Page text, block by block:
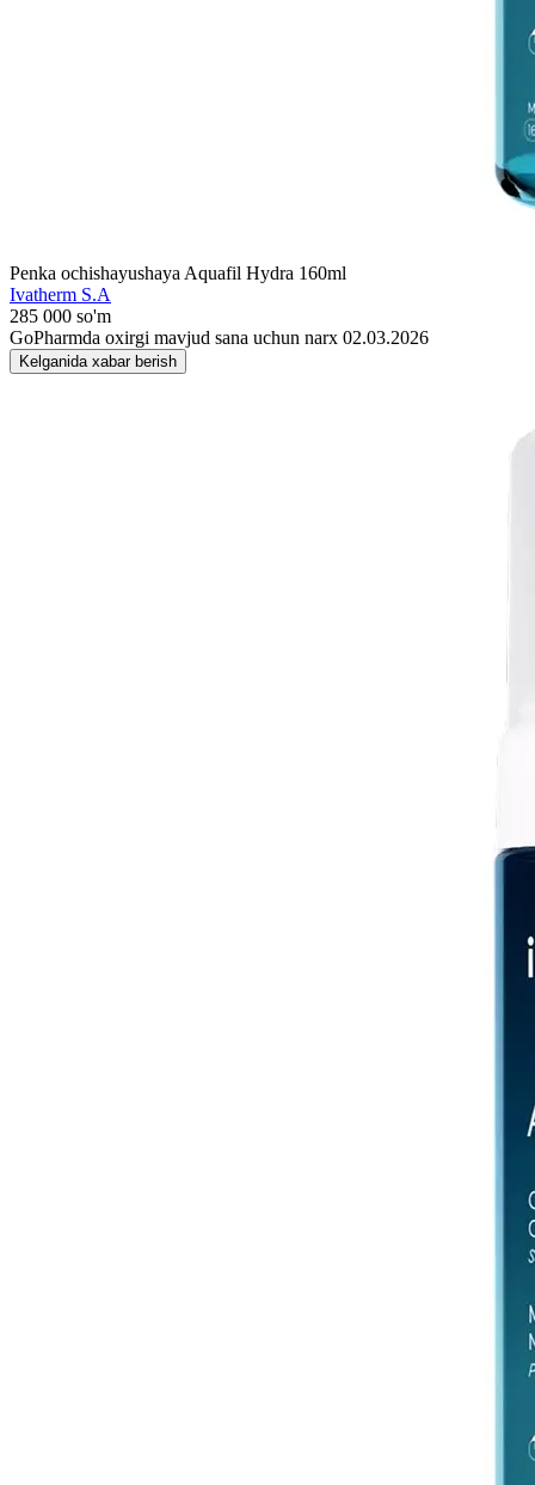
Penka ochishayushaya Aquafil Hydra 160ml
Ivatherm S.A
285 000 so'm
GoPharmda oxirgi mavjud sana uchun narx 02.03.2026
Kelganida xabar berish